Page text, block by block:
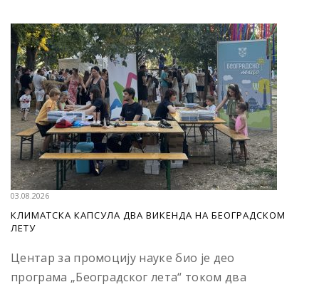
03.08.2026
КЛИМАТСКА КАПСУЛА ДВА ВИКЕНДА НА БЕОГРАДСКОМ
ЛЕТУ
Центар за промоцију науке био је део
програма „Београдског лета“ током два